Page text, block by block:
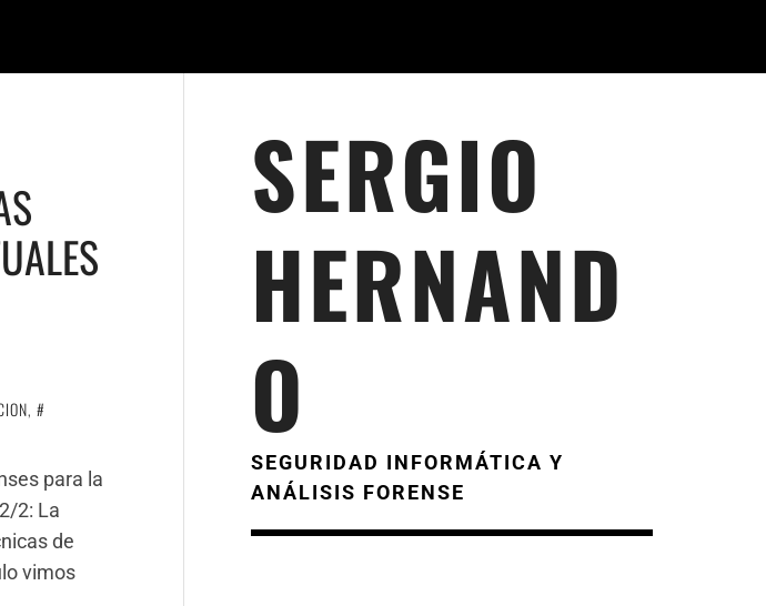
,
para la
2: La
de
vimos
SERGIO
HERNAND
O
SEGURIDAD INFORMÁTICA Y
ANÁLISIS FORENSE